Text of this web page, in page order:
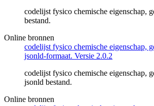
codelijst fysico chemische eigenschap,
bestand.
Online bronnen
codelijst fysico chemische eigenschap,
jsonld-formaat. Versie 2.0.2
codelijst fysico chemische eigenschap,
jsonld bestand.
Online bronnen